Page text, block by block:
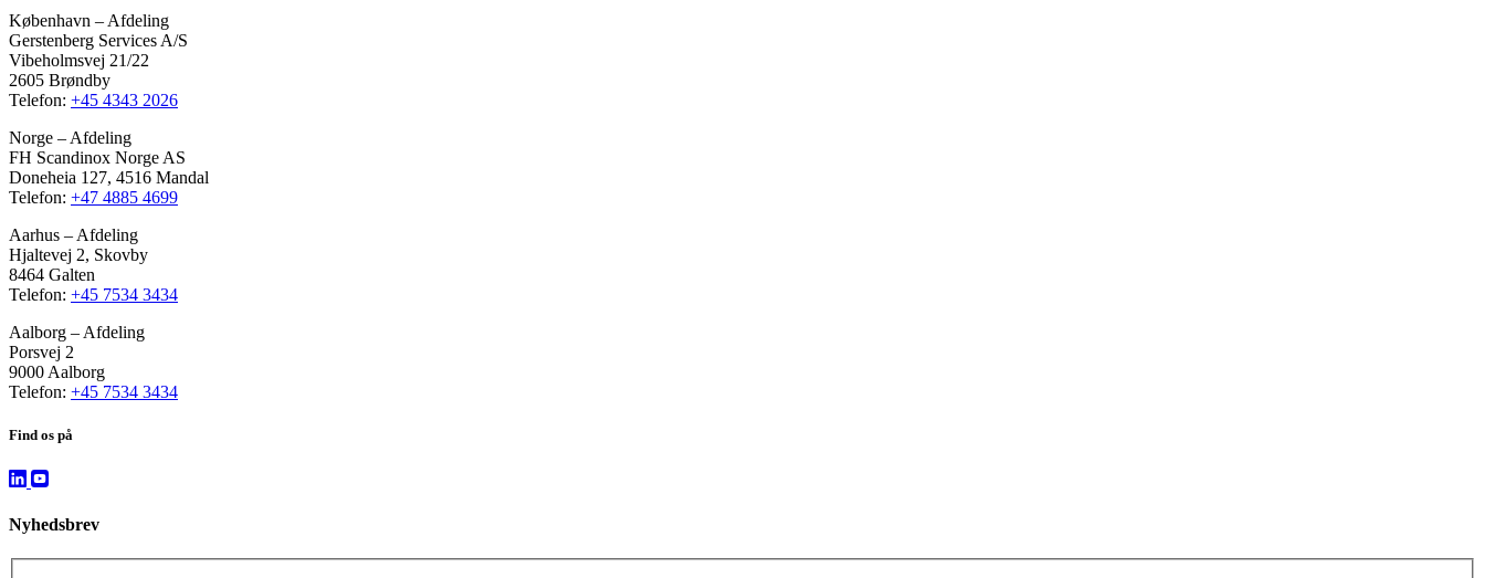
København – Afdeling
Gerstenberg Services A/S
Vibeholmsvej 21/22
2605 Brøndby
Telefon: +45 4343 2026
Norge – Afdeling
FH Scandinox Norge AS
Doneheia 127, 4516 Mandal
Telefon: +47 4885 4699
Aarhus – Afdeling
Hjaltevej 2, Skovby
8464 Galten
Telefon: +45 7534 3434
Aalborg – Afdeling
Porsvej 2
9000 Aalborg
Telefon: +45 7534 3434
Find os på
Nyhedsbrev